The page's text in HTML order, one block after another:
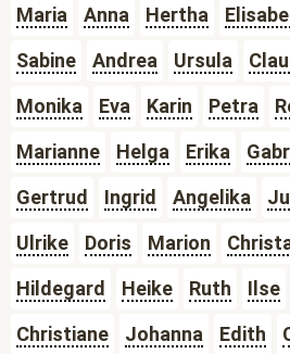
Maria Anna Hertha
Sabine
Andrea Ursula
Monika
Eva Karin Petra
Marianne
Helga Erika
Gertrud
Ingrid Angelika
Ulrike
Doris Marion
Hildegard
Heike Ruth Ilse
Christiane
Johanna Edith